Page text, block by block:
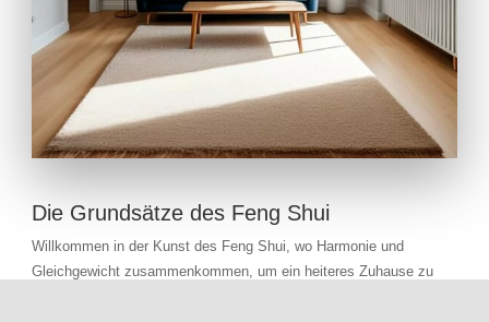
Die Grundsätze des Feng Shui
Willkommen in der Kunst des Feng Shui, wo Harmonie und
Gleichgewicht zusammenkommen, um ein heiteres Zuhause zu